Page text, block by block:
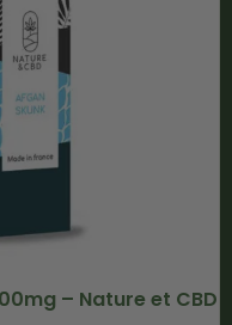
– Nature et CBD